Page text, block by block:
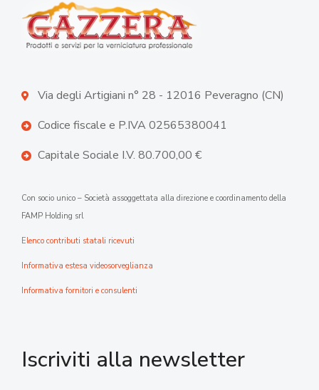
Via degli Artigiani n° 28 - 12016 Peveragno (CN)
Codice fiscale e P.IVA 02565380041
Capitale Sociale I.V. 80.700,00 €
Con socio unico – Società assoggettata alla direzione e coordinamento della
FAMP Holding srl
Elenco contributi statali ricevuti
Informativa estesa videosorveglianza
Informativa fornitori e consulenti
Iscriviti alla newsletter